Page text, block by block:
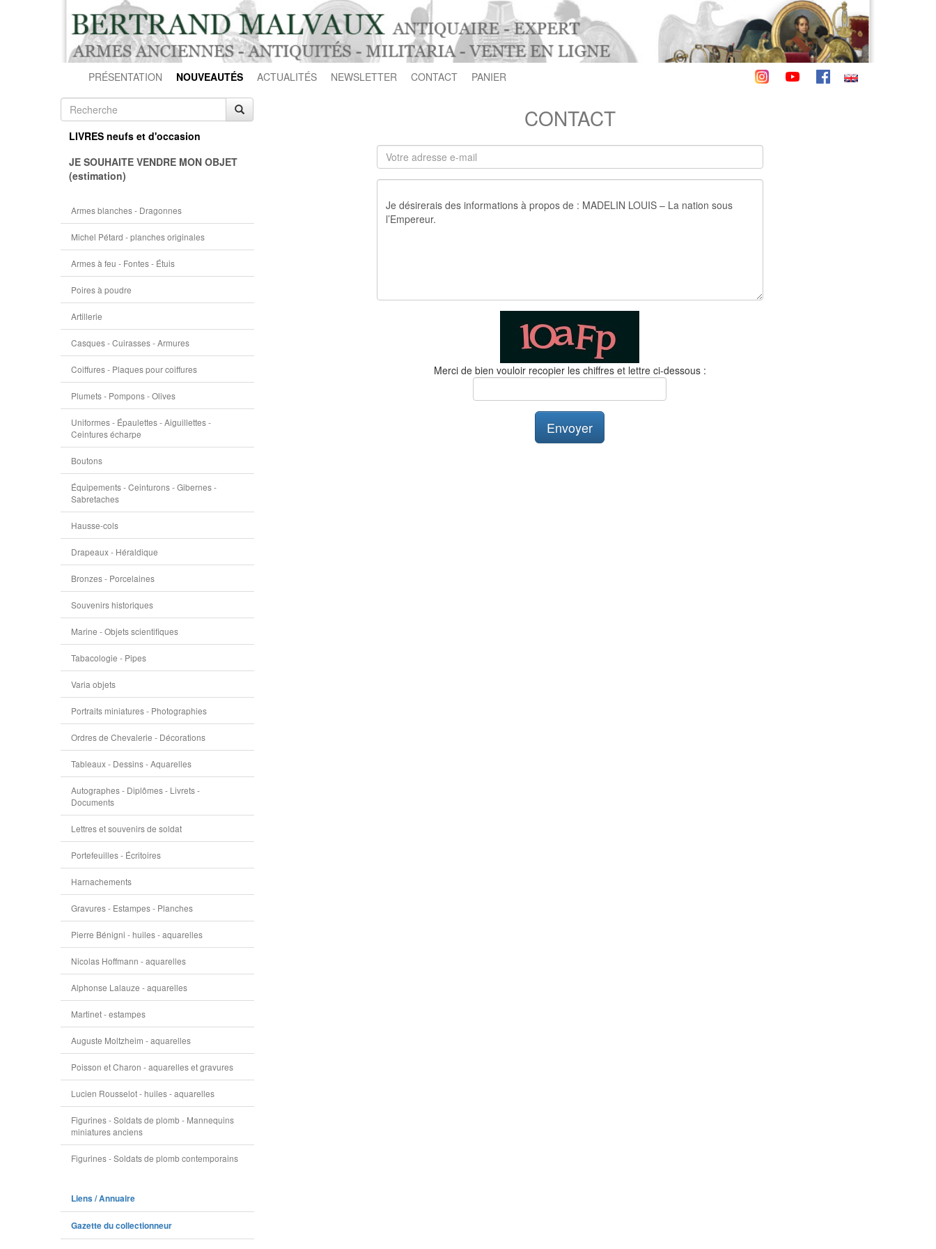
PRÉSENTATION NOUVEAUTÉS ACTUALITÉS NEWSLETTER CONTACT PANIER
LIVRES neufs et d'occasion
JE SOUHAITE VENDRE MON OBJET
(estimation)
Armes blanches - Dragonnes
Michel Pétard - planches originales
Armes à feu - Fontes - Étuis
Poires à poudre
Artillerie
Casques - Cuirasses - Armures
Coiffures - Plaques pour coiffures
Plumets - Pompons - Olives
Uniformes - Épaulettes - Aiguillettes -
Ceintures écharpe
Boutons
Équipements - Ceinturons - Gibernes -
Sabretaches
Hausse-cols
Drapeaux - Héraldique
Bronzes - Porcelaines
Souvenirs historiques
Marine - Objets scientifiques
Tabacologie - Pipes
Varia objets
Portraits miniatures - Photographies
Ordres de Chevalerie - Décorations
Tableaux - Dessins - Aquarelles
Autographes - Diplômes - Livrets -
Documents
Lettres et souvenirs de soldat
Portefeuilles - Écritoires
Harnachements
Gravures - Estampes - Planches
Pierre Bénigni - huiles - aquarelles
Nicolas Hoffmann - aquarelles
Alphonse Lalauze - aquarelles
Martinet - estampes
Auguste Moltzheim - aquarelles
Poisson et Charon - aquarelles et gravures
Lucien Rousselot - huiles - aquarelles
Figurines - Soldats de plomb - Mannequins
miniatures anciens
Figurines - Soldats de plomb contemporains
Liens / Annuaire
Gazette du collectionneur
CONTACT
Merci de bien vouloir recopier les chiffres et lettre ci-dessous :